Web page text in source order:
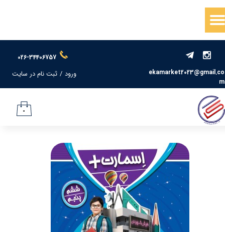
026-34406757
ekamarket2023@gmail.co
m
ورود / ثبت نام در سایت
حساب کاربری من
سفارشات
خروج از حساب کاربری
۰